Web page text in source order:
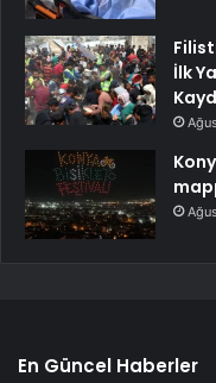
İlk
En Güncel Haberler